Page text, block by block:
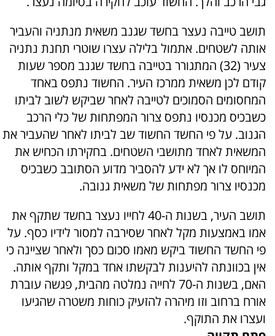
תושב טייבה נעצר בחשד שגנב משאית מנתניה והעביר
אותה לשטחים. אתמול בלילה עצרו שוטרי תחנת נתניה
צעיר (32) המתגורר בטייבה בחשד שגנב מספר שעות
קודם לכן משאית ממרכז העיר. החשוד נתפס באחד
המחסומים הסמוכים לטייבה לאחר שביקש לשוב לביתו
כשבכיס מכנסיו נתפס צרור המפתחות של כלי הרכב
הגנוב. על פי החשד החשוד שב לביתו לאחר שהעביר את
המשאית לאחד מתושבי השטחים. בחקירתו הכחיש את
המיוחס לו אך לא ידע להסביר מדוע הסתובב כשבכיס
מכנסיו צרור מפתחות של משאית גנובה.
תושב העיר, בשנות ה-40 לחייו נעצר בחשד שתקף את
אמו באמצעות מקל לאחר שסירבה למסור לידיו כסף. על
פי החשד החשוד ביקש מאמו סכום כסך ולאחר שציינה כי
אין בכוונתה להיענות לבקשתו אחד במקל ותקף אותה.
האם, בשנות ה-70 לחייה נמלטה מהבית, פגשה עוברת
אורח ברחוב וזו מיהרה להזעיק כוחות משטרה שהגיעו
ועצרו את התוקף.